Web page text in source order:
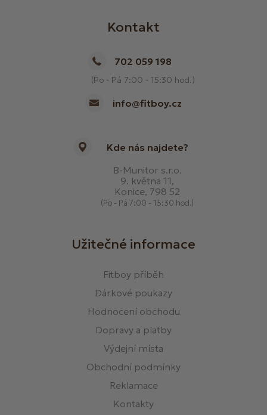
Kontakt
702 059 198
(Po - Pá 7:00 - 15:30 hod.)
info@fitboy.cz
Kde nás najdete?
B-Munitor s.r.o.
9. května 11,
Konice, 798 52
(Po - Pá 7:00 - 15:30 hod.)
Užitečné informace
Fitboy příběh
Dárkové poukazy
Hodnocení obchodu
Dopravy a platby
Výdejní místa
Obchodní podmínky
Reklamace
Kontakty